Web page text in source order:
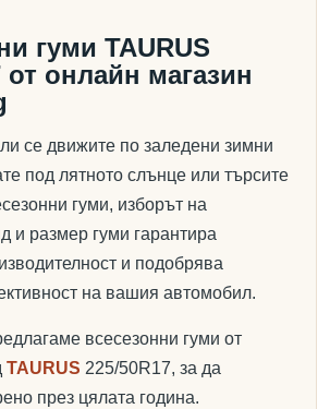
гуми TAURUS
от онлайн магазин
се движите по заледени зимни
под лятното слънце или търсите
гуми, изборът на
и размер гуми гарантира
и подобрява
на вашия автомобил.
всесезонни гуми от
TAURUS 225/50R17, за да
през цялата година.